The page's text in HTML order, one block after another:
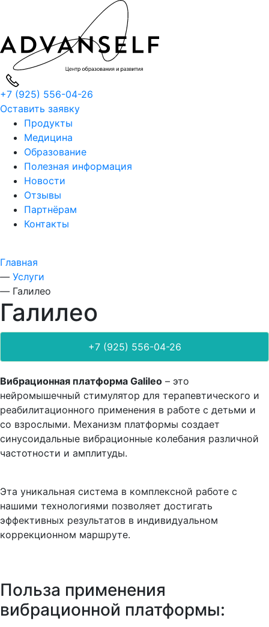
+7 (925) 556-04-26
Оставить заявку
Продукты
Медицина
Образование
Полезная информация
Новости
Отзывы
Партнёрам
Контакты
Главная
— Услуги
— Галилео
Галилео
+7 (925) 556-04-26
Вибрационная платформа Galileo – это
нейромышечный стимулятор для терапевтического и
реабилитационного применения в работе с детьми и
со взрослыми. Механизм платформы создает
синусоидальные вибрационные колебания различной
частотности и амплитуды.
Эта уникальная система в комплексной работе с
нашими технологиями позволяет достигать
эффективных результатов в индивидуальном
коррекционном маршруте.
Польза применения
вибрационной платформы: